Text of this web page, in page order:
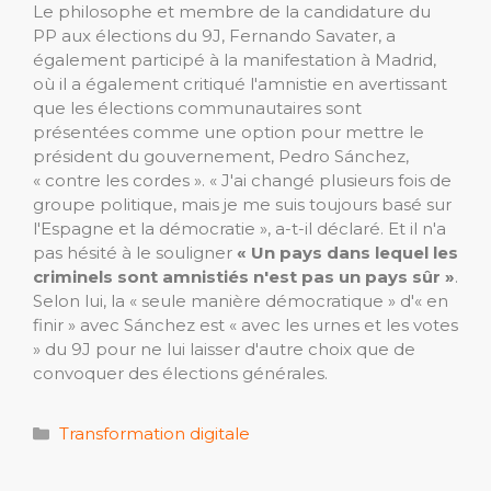
Le philosophe et membre de la candidature du
PP aux élections du 9J, Fernando Savater, a
également participé à la manifestation à Madrid,
où il a également critiqué l'amnistie en avertissant
que les élections communautaires sont
présentées comme une option pour mettre le
président du gouvernement, Pedro Sánchez,
« contre les cordes ». « J'ai changé plusieurs fois de
groupe politique, mais je me suis toujours basé sur
l'Espagne et la démocratie », a-t-il déclaré. Et il n'a
pas hésité à le souligner « Un pays dans lequel les
criminels sont amnistiés n'est pas un pays sûr ».
Selon lui, la « seule manière démocratique » d'« en
finir » avec Sánchez est « avec les urnes et les votes
» du 9J pour ne lui laisser d'autre choix que de
convoquer des élections générales.
Catégories
Transformation digitale